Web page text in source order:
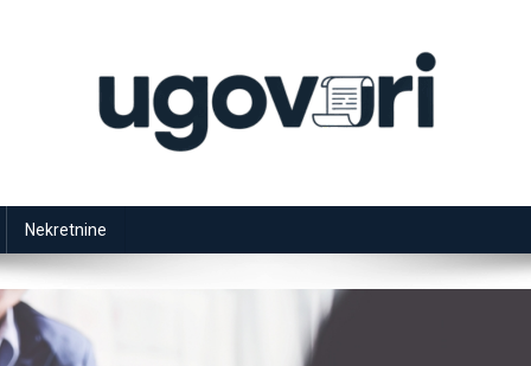
Nekretnine